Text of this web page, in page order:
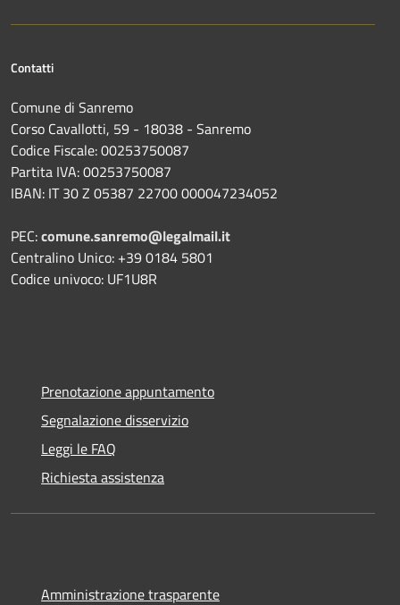
Contatti
Comune di Sanremo
Corso Cavallotti, 59 - 18038 - Sanremo
Codice Fiscale: 00253750087
Partita IVA: 00253750087
IBAN: IT 30 Z 05387 22700 000047234052
PEC:comune.sanremo@legalmail.it
Centralino Unico: +39 0184 5801
Codice univoco: UF1U8R
Prenotazione appuntamento
Segnalazione disservizio
Leggi le FAQ
Richiesta assistenza
Amministrazione trasparente